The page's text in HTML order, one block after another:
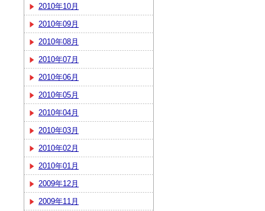
2010年10月
2010年09月
2010年08月
2010年07月
2010年06月
2010年05月
2010年04月
2010年03月
2010年02月
2010年01月
2009年12月
2009年11月